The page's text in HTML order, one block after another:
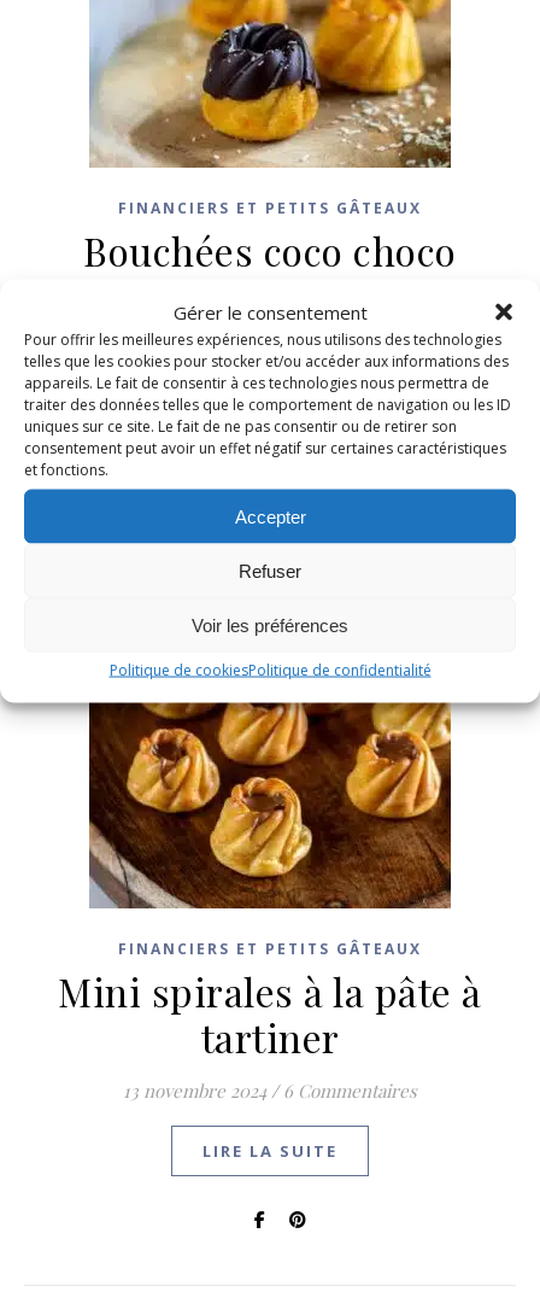
Gérer le consentement
Pour offrir les meilleures expériences, nous utilisons des technologies
telles que les cookies pour stocker et/ou accéder aux informations des
appareils. Le fait de consentir à ces technologies nous permettra de
traiter des données telles que le comportement de navigation ou les ID
uniques sur ce site. Le fait de ne pas consentir ou de retirer son
consentement peut avoir un effet négatif sur certaines caractéristiques
et fonctions.
Accepter
Refuser
Voir les préférences
Politique de cookiesPolitique de confidentialité
FINANCIERS ET PETITS GÂTEAUX
Bouchées coco choco
2 décembre 2024 / 9 Commentaires
LIRE LA SUITE
FINANCIERS ET PETITS GÂTEAUX
Mini spirales à la pâte à
tartiner
13 novembre 2024 / 6 Commentaires
LIRE LA SUITE